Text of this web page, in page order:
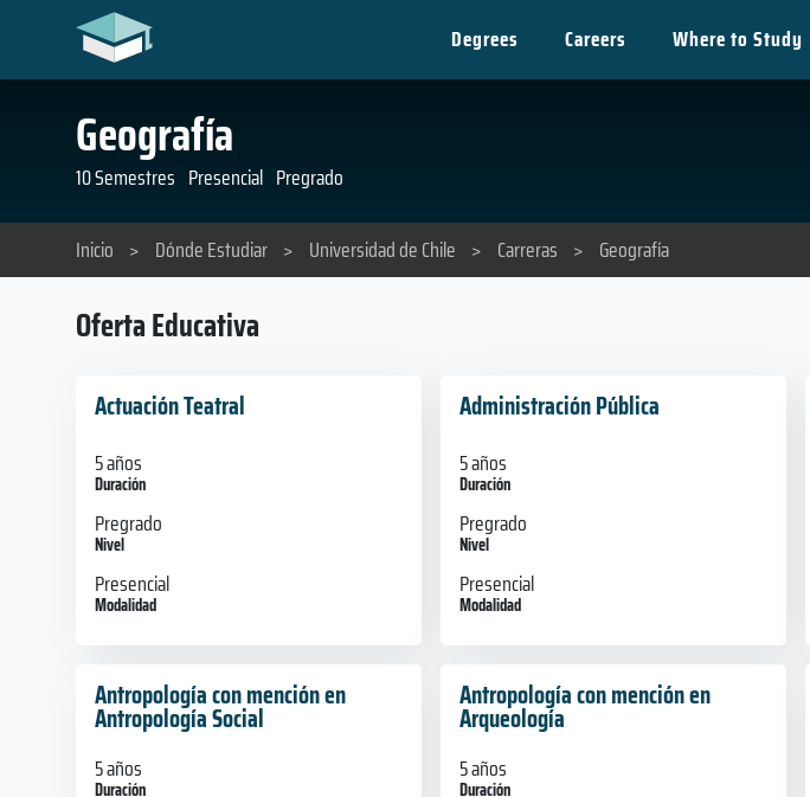
Degrees Careers Where to Study
Geografía
10 Semestres Presencial Pregrado
Inicio > Dónde Estudiar > Universidad de Chile > Carreras > Geografía
Oferta Educativa
Actuación Teatral
5 años
Duración
Pregrado
Nivel
Presencial
Modalidad
Administración Pública
5 años
Duración
Pregrado
Nivel
Presencial
Modalidad
Antropología con mención en
Antropología Social
5 años
Duración
Antropología con mención en
Arqueología
5 años
Duración